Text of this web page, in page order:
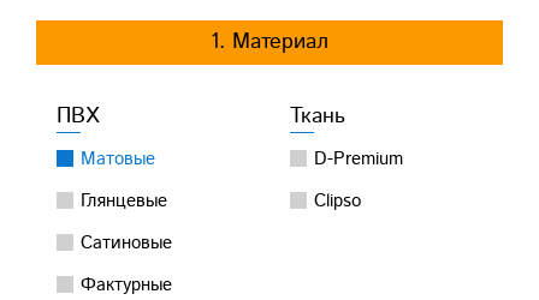
1. Материал
ПВХ
Матовые
Глянцевые
Сатиновые
Фактурные
Ткань
D-Premium
Clipso